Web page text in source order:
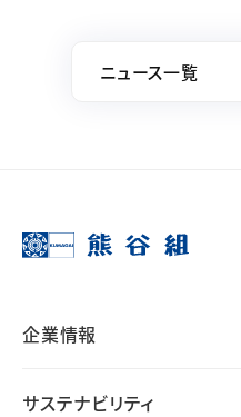
ニュース一覧
企業情報
サステナビリティ